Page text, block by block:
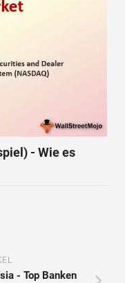
- Wie es
- Top Banken